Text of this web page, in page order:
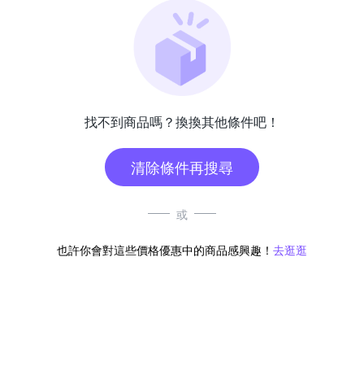
找不到商品嗎？換換其他條件吧！
清除條件再搜尋
或
也許你會對這些價格優惠中的商品感興趣！ 去逛逛